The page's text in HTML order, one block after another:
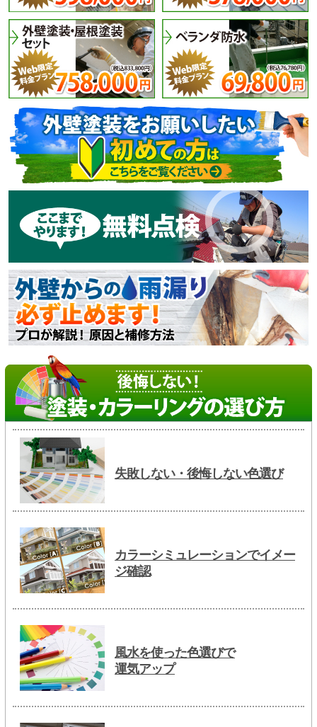
失敗しない・後悔しない色選び
カラーシミュレーションでイメー
ジ確認
風水を使った色選びで
運気アップ